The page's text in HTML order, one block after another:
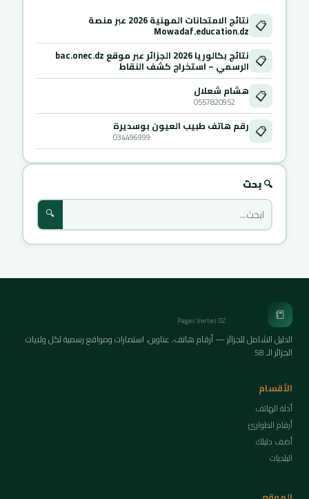
📋 نتائج الامتحانات المهنية 2026 عبر منصة
Mowadaf.education.dz
📋 نتائج بكالوريا 2026 الجزائر عبر موقع bac.onec.dz
الرسمي – استخراج كشف النقاط
📋 هشام شعلال
0557820952
📋 رقم هاتف طبيب العيون بوسديرة
034496999
🔍 بحث
🔍
📒
Pages Vertes DZ
الدليل الشامل للجزائر — أرقام هاتف، عناوين، استمارات ومواقع رسمية لكل ولايات
الجزائر الـ 58
الأقسام
أدلة الهاتف
أرقام الطوارئ
أضف دليلك
البلديات